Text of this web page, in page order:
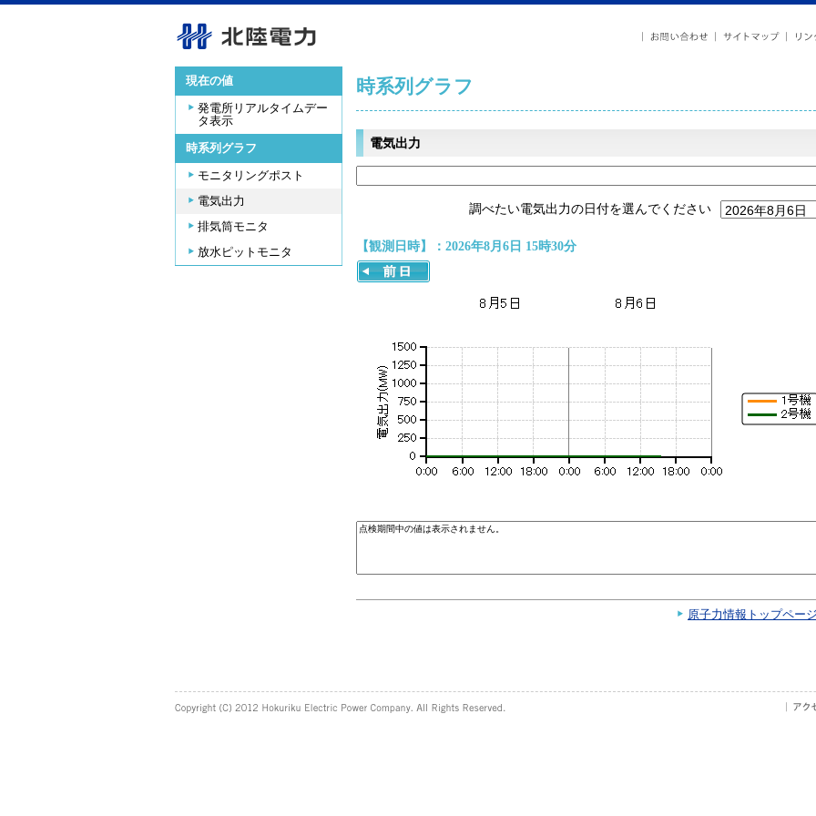
現在の値
発電所リアルタイムデー
タ表示
時系列グラフ
モニタリングポスト
電気出力
排気筒モニタ
放水ピットモニタ
時系列グラフ
電気出力
調べたい電気出力の日付を選んでください
【観測日時】：2026年8月6日 15時30分
原子力情報トップペー